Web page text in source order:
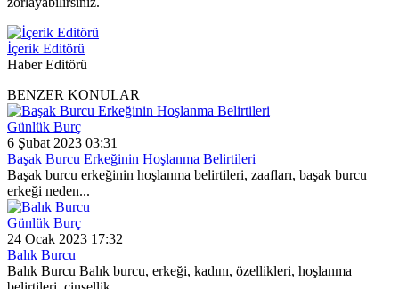
İçerik Editörü
Haber Editörü
BENZER KONULAR
Günlük Burç
6 Şubat 2023 03:31
Başak Burcu Erkeğinin Hoşlanma Belirtileri
Başak burcu erkeğinin hoşlanma belirtileri, zaafları, başak burcu
erkeği neden...
Günlük Burç
24 Ocak 2023 17:32
Balık Burcu
Balık Burcu Balık burcu, erkeği, kadını, özellikleri, hoşlanma